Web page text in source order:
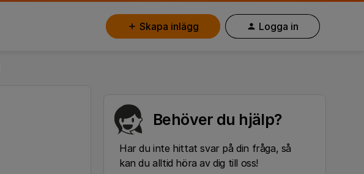
Skapa inlägg Logga in
Behöver du hjälp?
Har du inte hittat svar på din fråga, så
kan du alltid höra av dig till oss!